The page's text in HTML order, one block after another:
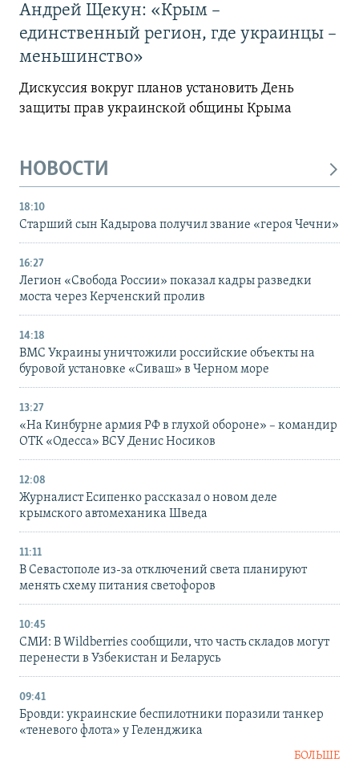
Андрей Щекун: «Крым –
единственный регион, где украинцы –
меньшинство»
Дискуссия вокруг планов установить День
защиты прав украинской общины Крыма
НОВОСТИ
18:10
Старший сын Кадырова получил звание «героя Чечни»
16:27
Легион «Свобода России» показал кадры разведки
моста через Керченский пролив
14:18
ВМС Украины уничтожили российские объекты на
буровой установке «Сиваш» в Черном море
13:27
«На Кинбурне армия РФ в глухой обороне» – командир
ОТК «Одесса» ВСУ Денис Носиков
12:08
Журналист Есипенко рассказал о новом деле
крымского автомеханика Шведа
11:11
В Севастополе из-за отключений света планируют
менять схему питания светофоров
10:45
СМИ: В Wildberries сообщили, что часть складов могут
перенести в Узбекистан и Беларусь
09:41
Бровди: украинские беспилотники поразили танкер
«теневого флота» у Геленджика
БОЛЬШЕ